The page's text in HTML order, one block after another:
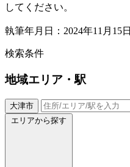
してください。
執筆年月日：2024年11月15日
検索条件
地域エリア・駅
大津市
エリアから探す